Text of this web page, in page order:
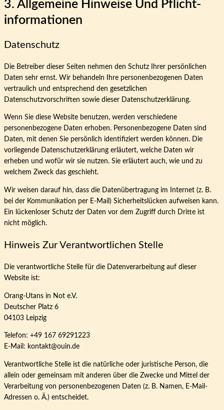
3. Allgemeine Hinweise Und Pflicht­
Informationen
Datenschutz
Die Betreiber dieser Seiten nehmen den Schutz Ihrer persönlichen
Daten sehr ernst. Wir behandeln Ihre personenbezogenen Daten
vertraulich und entsprechend den gesetzlichen
Datenschutzvorschriften sowie dieser Datenschutzerklärung.
Wenn Sie diese Website benutzen, werden verschiedene
personenbezogene Daten erhoben. Personenbezogene Daten sind
Daten, mit denen Sie persönlich identifiziert werden können. Die
vorliegende Datenschutzerklärung erläutert, welche Daten wir
erheben und wofür wir sie nutzen. Sie erläutert auch, wie und zu
welchem Zweck das geschieht.
Wir weisen darauf hin, dass die Datenübertragung im Internet (z. B.
bei der Kommunikation per E-Mail) Sicherheitslücken aufweisen kann.
Ein lückenloser Schutz der Daten vor dem Zugriff durch Dritte ist
nicht möglich.
Hinweis Zur Verantwortlichen Stelle
Die verantwortliche Stelle für die Datenverarbeitung auf dieser
Website ist:
Orang-Utans in Not e.V.
Deutscher Platz 6
04103 Leipzig
Telefon: +49 167 69291223
E-Mail: kontakt@ouin.de
Verantwortliche Stelle ist die natürliche oder juristische Person, die
allein oder gemeinsam mit anderen über die Zwecke und Mittel der
Verarbeitung von personenbezogenen Daten (z. B. Namen, E-Mail-
Adressen o. Ä.) entscheidet.